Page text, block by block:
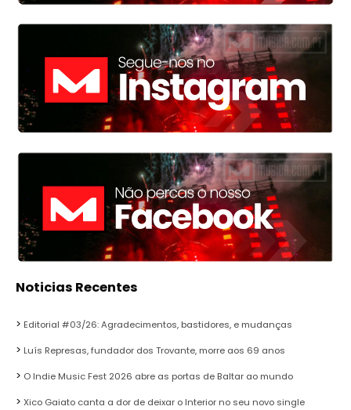
Noticias Recentes
Editorial #03/26: Agradecimentos, bastidores, e mudanças
Luís Represas, fundador dos Trovante, morre aos 69 anos
O Indie Music Fest 2026 abre as portas de Baltar ao mundo
Xico Gaiato canta a dor de deixar o Interior no seu novo single